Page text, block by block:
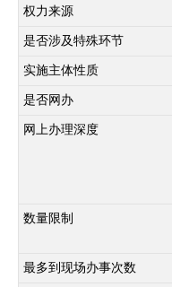
权力来源
是否涉及特殊环节
实施主体性质
是否网办
网上办理深度
数量限制
最多到现场办事次数